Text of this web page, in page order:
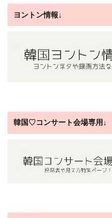
ヨントン情報↓
韓国♡コンサート会場専用↓